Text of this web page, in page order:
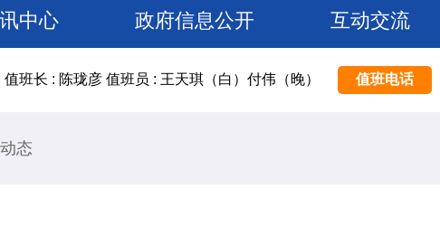
中心 政府信息公开 互动交流
值班长 : 陈珑彦 值班员 : 王天琪（白）付伟（晚） 值班电话
态